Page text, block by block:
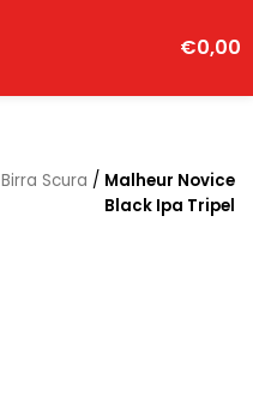
€0,00
Birra Scura / Malheur Novice
Black Ipa Tripel